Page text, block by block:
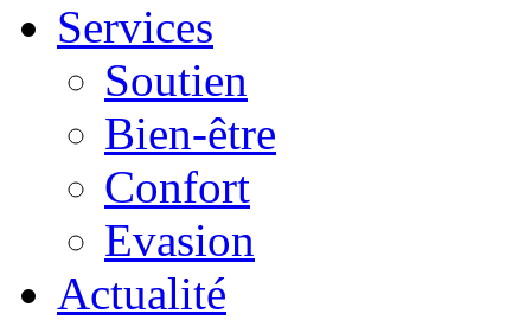
Services
Soutien
Bien-être
Confort
Evasion
Actualité